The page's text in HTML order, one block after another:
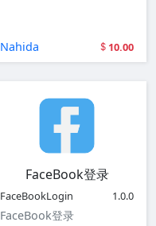
Nahida 10.00
FaceBook登录
FaceBookLogin 1.0.0
FaceBook登录